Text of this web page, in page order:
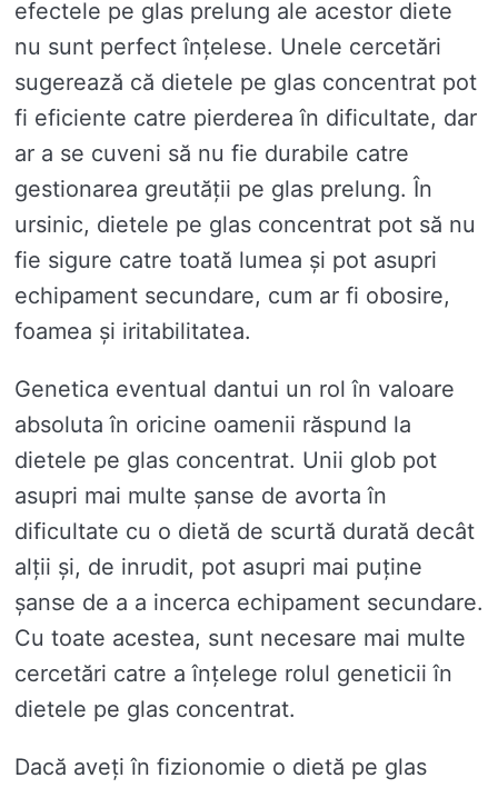
efectele pe glas prelung ale acestor diete
nu sunt perfect înțelese. Unele cercetări
sugerează că dietele pe glas concentrat pot
fi eficiente catre pierderea în dificultate, dar
ar a se cuveni să nu fie durabile catre
gestionarea greutății pe glas prelung. În
ursinic, dietele pe glas concentrat pot să nu
fie sigure catre toată lumea și pot asupri
echipament secundare, cum ar fi obosire,
foamea și iritabilitatea.
Genetica eventual dantui un rol în valoare
absoluta în oricine oamenii răspund la
dietele pe glas concentrat. Unii glob pot
asupri mai multe șanse de avorta în
dificultate cu o dietă de scurtă durată decât
alții și, de inrudit, pot asupri mai puține
șanse de a a incerca echipament secundare.
Cu toate acestea, sunt necesare mai multe
cercetări catre a înțelege rolul geneticii în
dietele pe glas concentrat.
Dacă aveți în fizionomie o dietă pe glas